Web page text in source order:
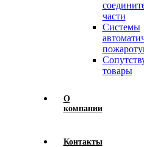
части
Системы
товары
О
компании
Контакты